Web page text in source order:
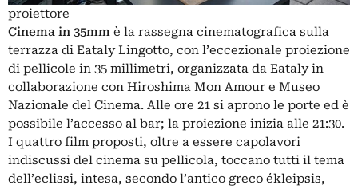
proiettore
Cinema in 35mm è la rassegna cinematografica sulla
terrazza di Eataly Lingotto, con l’eccezionale proiezione
di pellicole in 35 millimetri, organizzata da Eataly in
collaborazione con Hiroshima Mon Amour e Museo
Nazionale del Cinema. Alle ore 21 si aprono le porte ed è
possibile l’accesso al bar; la proiezione inizia alle 21:30.
I quattro film proposti, oltre a essere capolavori
indiscussi del cinema su pellicola, toccano tutti il tema
dell’eclissi, intesa, secondo l’antico greco ékleipsis,